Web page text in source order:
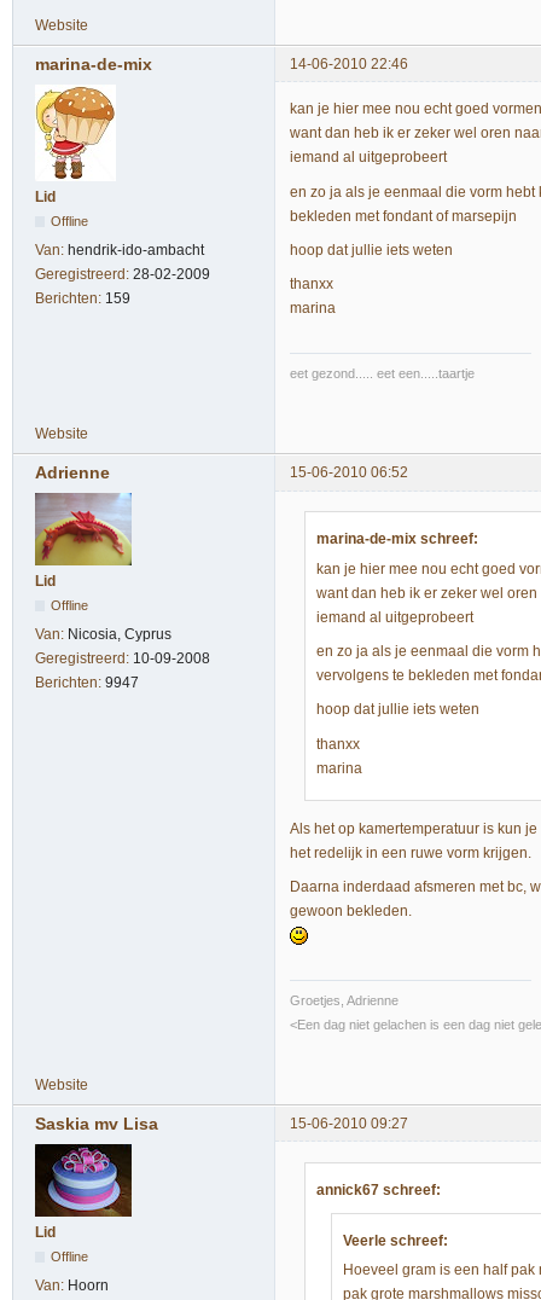
Website
marina-de-mix 14-06-2010 22:46
Lid
Offline
Van: hendrik-ido-ambacht
Geregistreerd: 28-02-2009
Berichten: 159
kan je hier mee nou echt goed
want dan heb ik er zeker wel oren
iemand al uitgeprobeert
en zo ja als je eenmaal die vorm
bekleden met fondant of marsepijn
hoop dat jullie iets weten
thanxx
marina
eet gezond..... eet een.....taartje
Website
Adrienne 15-06-2010 06:52
Lid
Offline
Van: Nicosia, Cyprus
Geregistreerd: 10-09-2008
Berichten: 9947
marina-de-mix schreef:
kan je hier mee nou echt goed
want dan heb ik er zeker wel oren
iemand al uitgeprobeert
en zo ja als je eenmaal die vorm
vervolgens te bekleden met
hoop dat jullie iets weten
thanxx
marina
Als het op kamertemperatuur is kun
het redelijk in een ruwe vorm krijgen.
Daarna inderdaad afsmeren met bc,
gewoon bekleden.
Groetjes, Adrienne
<Een dag niet gelachen is een dag niet
Website
Saskia mv Lisa 15-06-2010 09:27
Lid
Offline
Van: Hoorn
annick67 schreef:
Veerle schreef:
Hoeveel gram is een half
pak grote marshmallows